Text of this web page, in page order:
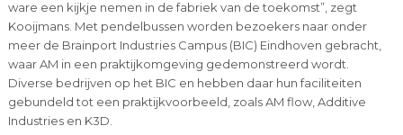
ware een kijkje nemen in de fabriek van de toekomst”, zegt
Kooijmans. Met pendelbussen worden bezoekers naar onder
meer de Brainport Industries Campus (BIC) Eindhoven gebracht,
waar AM in een praktijkomgeving gedemonstreerd wordt.
Diverse bedrijven op het BIC en hebben daar hun faciliteiten
gebundeld tot een praktijkvoorbeeld, zoals AM flow, Additive
Industries en K3D.